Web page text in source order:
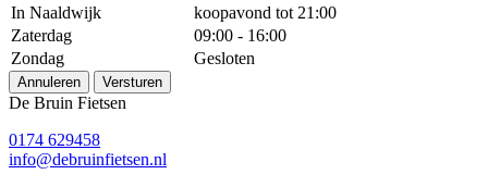
In Naaldwijk
koopavond tot 21:00
Zaterdag
09:00 - 16:00
Zondag
Gesloten
Annuleren Versturen
De Bruin Fietsen
0174 629458
info@debruinfietsen.nl